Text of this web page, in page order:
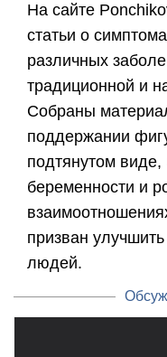
На сайте
статьи о
различных
традиционной и
Собраны
поддержании
подтянутом
беременности и
призван
людей.